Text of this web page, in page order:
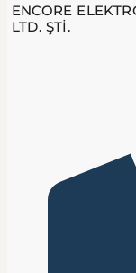
ENCORE
LTD. ŞTİ.